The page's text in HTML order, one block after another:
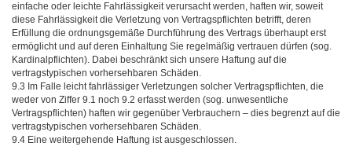
einfache oder leichte Fahrlässigkeit verursacht werden, haften wir, soweit
diese Fahrlässigkeit die Verletzung von Vertragspflichten betrifft, deren
Erfüllung die ordnungsgemäße Durchführung des Vertrags überhaupt erst
ermöglicht und auf deren Einhaltung Sie regelmäßig vertrauen dürfen (sog.
Kardinalpflichten). Dabei beschränkt sich unsere Haftung auf die
vertragstypischen vorhersehbaren Schäden.
9.3 Im Falle leicht fahrlässiger Verletzungen solcher Vertragspflichten, die
weder von Ziffer 9.1 noch 9.2 erfasst werden (sog. unwesentliche
Vertragspflichten) haften wir gegenüber Verbrauchern – dies begrenzt auf die
vertragstypischen vorhersehbaren Schäden.
9.4 Eine weitergehende Haftung ist ausgeschlossen.